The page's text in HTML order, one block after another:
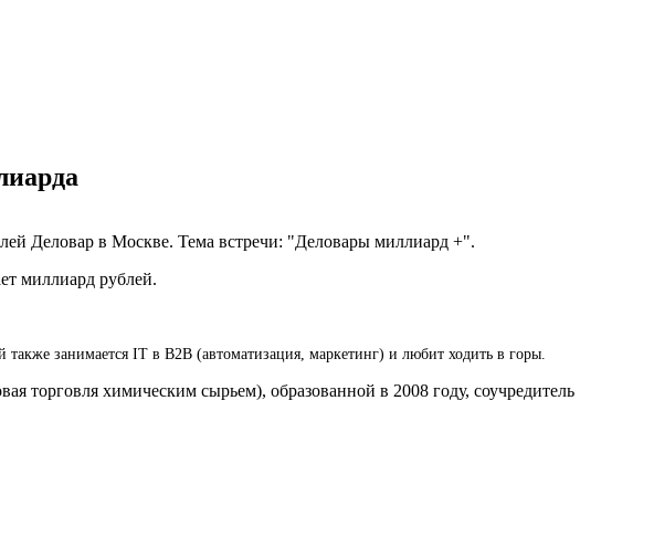
Деловар в Москве. Тема встречи: "Деловары миллиард +".
миллиард рублей.
также занимается IT в B2B (автоматизация, маркетинг) и любит ходить в горы.
торговля химическим сырьем), образованной в 2008 году, соучредитель